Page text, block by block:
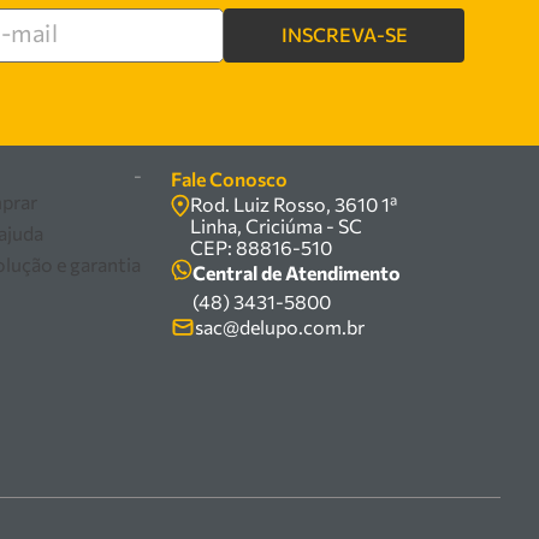
INSCREVA-SE
-
Fale Conosco
Rod. Luiz Rosso, 3610 1ª
Linha, Criciúma - SC
CEP: 88816-510
Central de Atendimento
(48) 3431-5800
sac@delupo.com.br